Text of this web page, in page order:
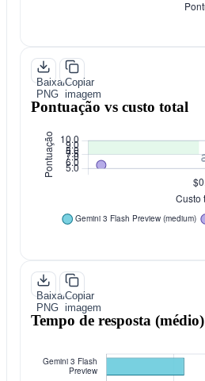
Baixar
PNG
Copiar
imagem
Pontuação vs custo total
Baixar
PNG
Copiar
imagem
Tempo de resposta (médio)